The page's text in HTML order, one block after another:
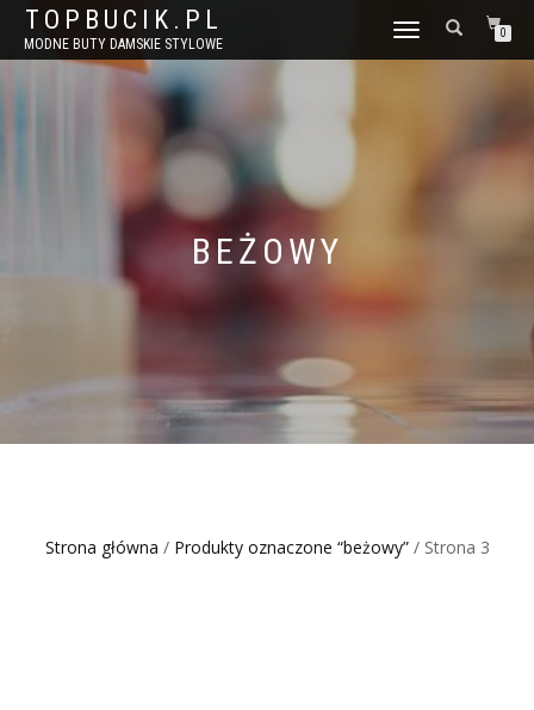
TOPBUCIK.PL
MODNE BUTY DAMSKIE STYLOWE
WŁĄCZ
NAWIGACJĘ
0
BEŻOWY
Strona główna / Produkty oznaczone “beżowy”/ Strona 3